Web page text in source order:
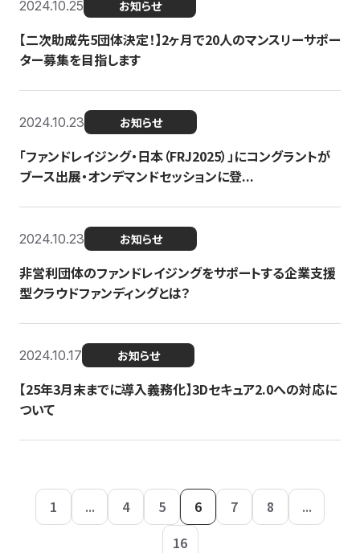
2024.10.25 お知らせ
【二次助成先5団体決定！】2ヶ月で20人のマンスリーサポー
ター募集を目指します
2024.10.23 お知らせ
「ファンドレイジング・日本（FRJ2025）」にコングラントが
ブース出展・オンデマンドセッションに登...
2024.10.23 お知らせ
非営利団体のファンドレイジングをサポートする企業支援
型クラウドファンディングとは？
2024.10.17 お知らせ
【25年3月末までに導入義務化】3Dセキュア2.0への対応に
ついて
1 ... 4 5 6 7 8
...
16